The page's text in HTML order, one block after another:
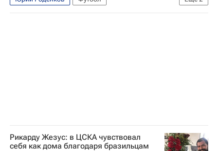
Материалы РИА Спорт
РПЛ 2026-2027 (Чемпионат России по футболу)
Рикарду Жезус: в ЦСКА чувствовал
себя как дома благодаря бразильцам